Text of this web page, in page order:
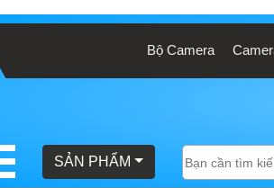
Bộ Camera
SẢN PHẨM